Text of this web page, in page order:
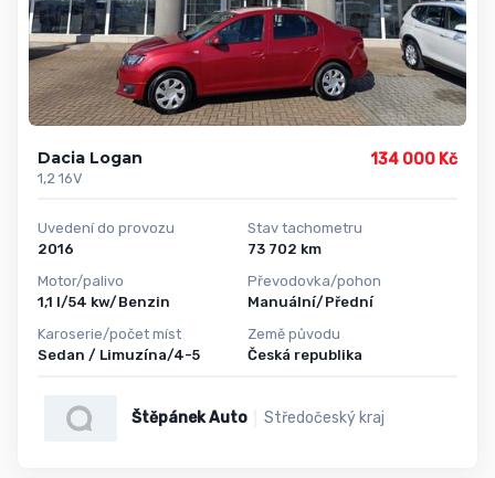
Dacia Logan
1,2 16V
134 000 Kč
Uvedení do provozu
2016
Motor/palivo
1,1 l/54 kw/Benzin
Karoserie/počet míst
Sedan / Limuzína/4-5
Stav tachometru
73 702 km
Převodovka/pohon
Manuální/Přední
Země původu
Česká republika
Štěpánek Auto Středočeský kraj